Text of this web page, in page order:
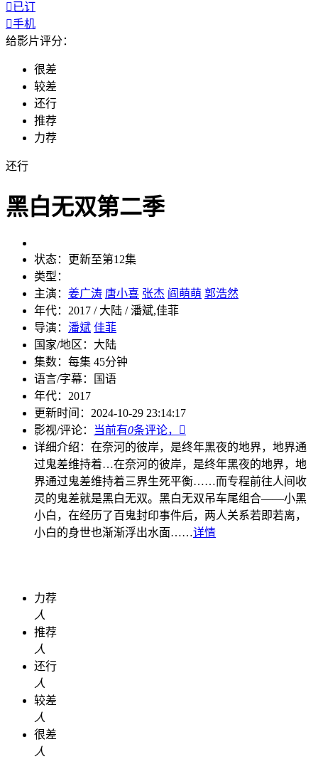
已订
手机
给影片评分：
很差
较差
还行
推荐
力荐
还行
黑白无双第二季
状态：
更新至第12集
类型：
主演： 姜广涛 唐小喜 张杰 阎萌萌 郭浩然
年代： 2017 / 大陆 / 潘斌,佳菲
导演： 潘斌 佳菲
国家/地区： 大陆
集数： 每集 45分钟
语言/字幕：
国语
年代： 2017
更新时间： 2024-10-29 23:14:17
影视/评论：
当前有0条评论，

详细介绍： 在奈河的彼岸，是终年黑夜的地界，地界通
过鬼差维持着…在奈河的彼岸，是终年黑夜的地界，地
界通过鬼差维持着三界生死平衡……而专程前往人间收
灵的鬼差就是黑白无双。黑白无双吊车尾组合——小黑
小白，在经历了百鬼封印事件后，两人关系若即若离，
小白的身世也渐渐浮出水面……详情
力荐
人
推荐
人
还行
人
较差
人
很差
人